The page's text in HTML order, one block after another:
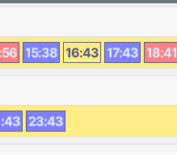
15:38 16:43 17:43 18:41
23:43